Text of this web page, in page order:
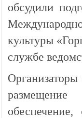
обсудили
культуры
службе
размещение